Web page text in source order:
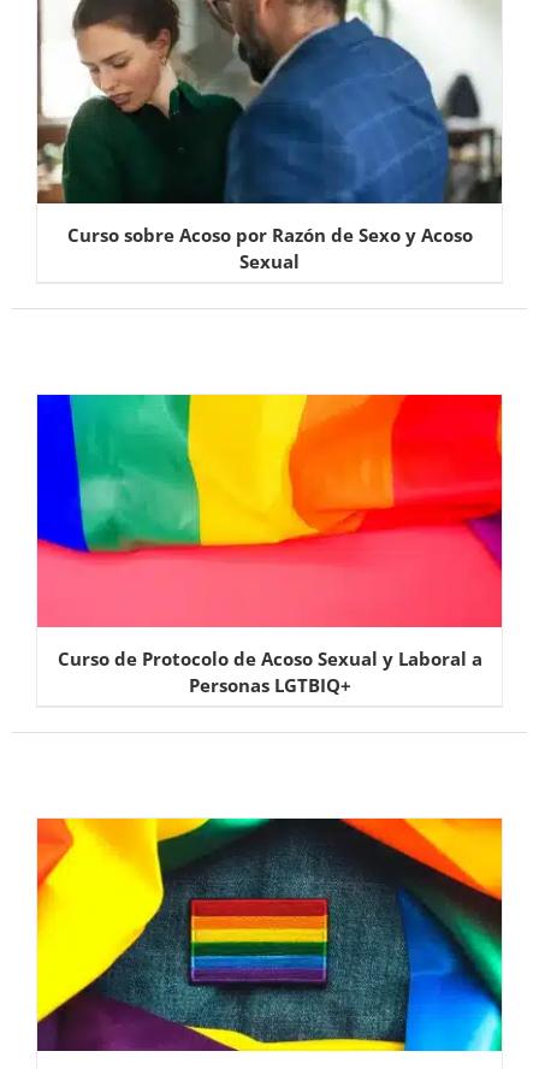
Curso sobre Acoso por Razón de Sexo y Acoso
Sexual
Curso de Protocolo de Acoso Sexual y Laboral a
Personas LGTBIQ+